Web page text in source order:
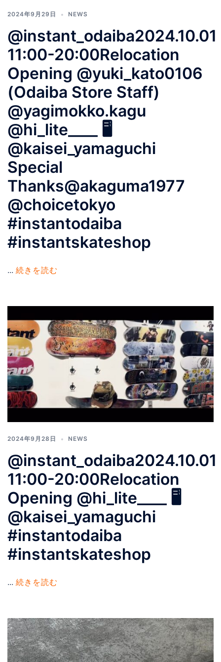
2024年9月29日 NEWS
@instant_odaiba2024.10.01
11:00-20:00Relocation
Opening @yuki_kato0106
(Odaiba Store Staff)
@yagimokko.kagu
@hi_lite____ 🖥️
@kaisei_yamaguchi
Special
Thanks@akaguma1977
@choicetokyo
#instantodaiba
#instantskateshop
... 続きを読む
2024年9月28日 NEWS
@instant_odaiba2024.10.01
11:00-20:00Relocation
Opening @hi_lite____ 🖥️
@kaisei_yamaguchi
#instantodaiba
#instantskateshop
... 続きを読む